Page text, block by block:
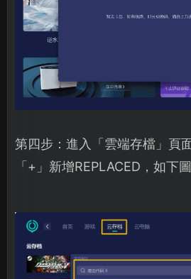
第四步：進入「雲端存檔」頁
「+」新增REPLACED，如下圖